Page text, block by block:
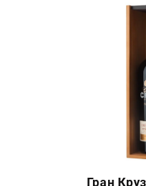
Гран